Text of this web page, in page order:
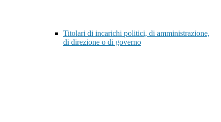
Titolari di incarichi politici, di amministrazione,
di direzione o di governo